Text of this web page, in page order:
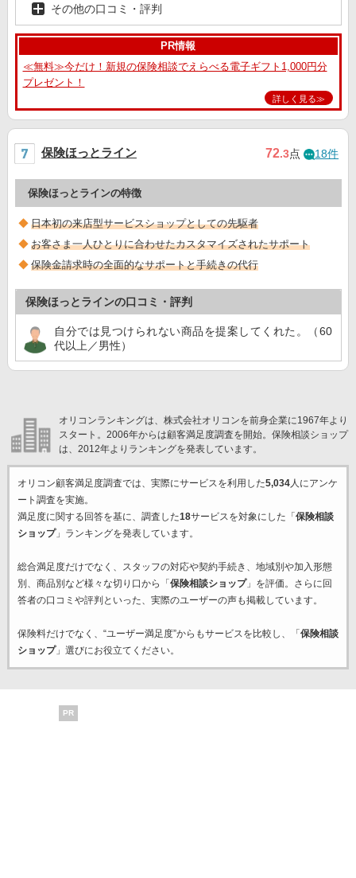
その他の口コミ・評判
PR情報
≪無料≫今だけ！新規の保険相談でえらべる電子ギフト1,000円分
プレゼント！
詳しく見る≫
保険ほっとライン 72.3点 18件
保険ほっとラインの特徴
日本初の来店型サービスショップとしての先駆者
お客さま一人ひとりに合わせたカスタマイズされたサポート
保険金請求時の全面的なサポートと手続きの代行
保険ほっとラインの口コミ・評判
自分では見つけられない商品を提案してくれた。（60
代以上／男性）
オリコンランキングは、株式会社オリコンを前身企業に1967年より
スタート。2006年からは顧客満足度調査を開始。保険相談ショップ
は、2012年よりランキングを発表しています。
オリコン顧客満足度調査では、実際にサービスを利用した5,034人にアンケ
ート調査を実施。
満足度に関する回答を基に、調査した18サービスを対象にした「保険相談
ショップ」ランキングを発表しています。
総合満足度だけでなく、スタッフの対応や契約手続き、地域別や加入形態
別、商品別など様々な切り口から「保険相談ショップ」を評価。さらに回
答者の口コミや評判といった、実際のユーザーの声も掲載しています。
保険料だけでなく、“ユーザー満足度”からもサービスを比較し、「保険相談
ショップ」選びにお役立てください。
PR